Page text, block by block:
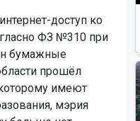
доступ ко
ФЗ №310 при
бумажные
прошёл
имеют
мэрия